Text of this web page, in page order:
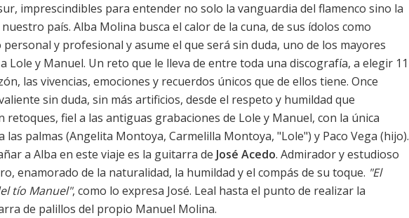
imprescindibles para entender no solo la vanguardia del flamenco sino la
país. Alba Molina busca el calor de la cuna, de sus ídolos como
y profesional y asume el que será sin duda, uno de los mayores
Lole y Manuel. Un reto que le lleva de entre toda una discografía, a elegir 11
las vivencias, emociones y recuerdos únicos que de ellos tiene. Once
sin duda, sin más artificios, desde el respeto y humildad que
retoques, fiel a las antiguas grabaciones de Lole y Manuel, con la única
las palmas (Angelita Montoya, Carmelilla Montoya, "Lole") y Paco Vega (hijo).
a Alba en este viaje es la guitarra de José Acedo. Admirador y estudioso
enamorado de la naturalidad, la humildad y el compás de su toque. "El
tío Manuel", como lo expresa José. Leal hasta el punto de realizar la
de palillos del propio Manuel Molina.